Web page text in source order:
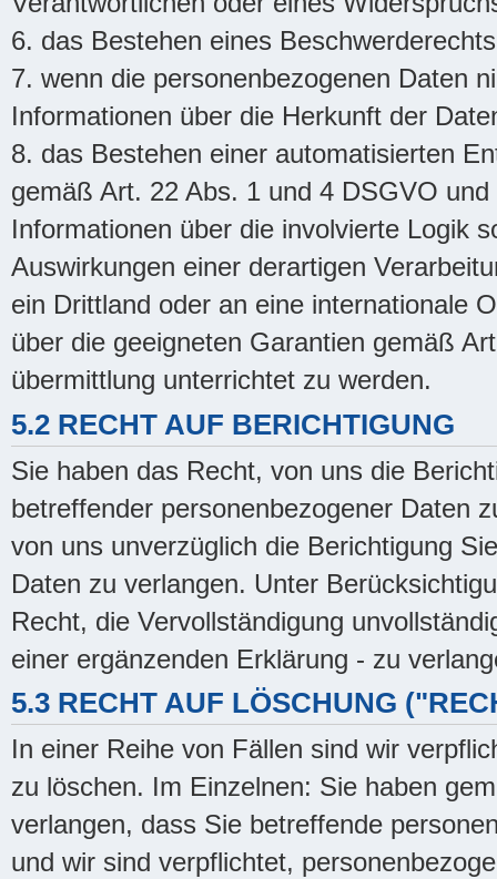
6. das Bestehen eines
7. wenn die personenbezogenen Daten
Informationen über die Herkunft der
8. das Bestehen einer automatisierten
gemäß Art. 22 Abs. 1 und 4 DSGVO
Informationen über die involvierte Logik
Auswirkungen einer derartigen
ein Drittland oder an eine internationale
über die geeigneten Garantien gemäß
übermittlung unterrichtet zu werden.
5.2 RECHT AUF BERICHTIGUNG
Sie haben das Recht, von uns die
betreffender personenbezogener Daten
von uns unverzüglich die Berichtigung
Daten zu verlangen. Unter
Recht, die Vervollständigung
einer ergänzenden Erklärung - zu
5.3 RECHT AUF LÖSCHUNG
In einer Reihe von Fällen sind wir
zu löschen. Im Einzelnen: Sie haben
verlangen, dass Sie betreffende
und wir sind verpflichtet,